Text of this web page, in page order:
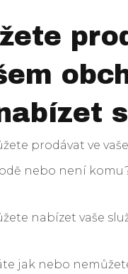
prodávat ve
nebo není
nabízet vaše
jak nebo